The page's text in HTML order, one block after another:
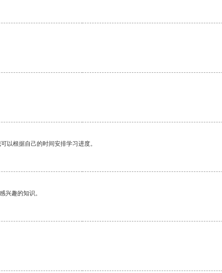
以根据自己的时间安排学习进度。
兴趣的知识。